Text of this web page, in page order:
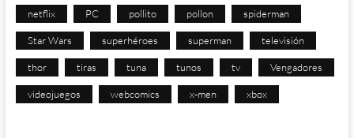
netflix PC pollito pollon spiderman
Star Wars superhéroes superman televisión
thor tiras tuna tunos tv Vengadores
videojuegos webcomics x-men xbox